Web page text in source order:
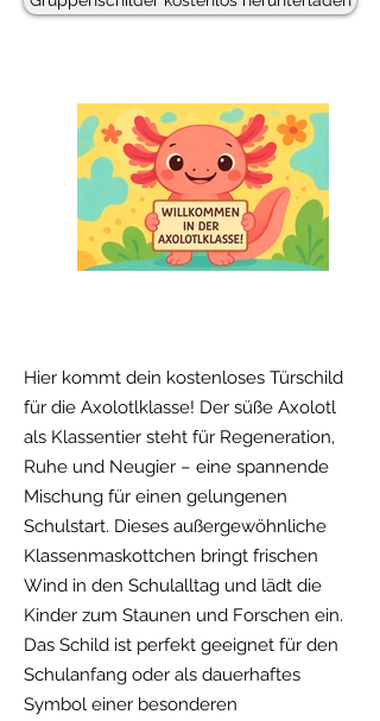
Hier kommt dein kostenloses Türschild
für die Axolotlklasse! Der süße Axolotl
als Klassentier steht für Regeneration,
Ruhe und Neugier – eine spannende
Mischung für einen gelungenen
Schulstart. Dieses außergewöhnliche
Klassenmaskottchen bringt frischen
Wind in den Schulalltag und lädt die
Kinder zum Staunen und Forschen ein.
Das Schild ist perfekt geeignet für den
Schulanfang oder als dauerhaftes
Symbol einer besonderen